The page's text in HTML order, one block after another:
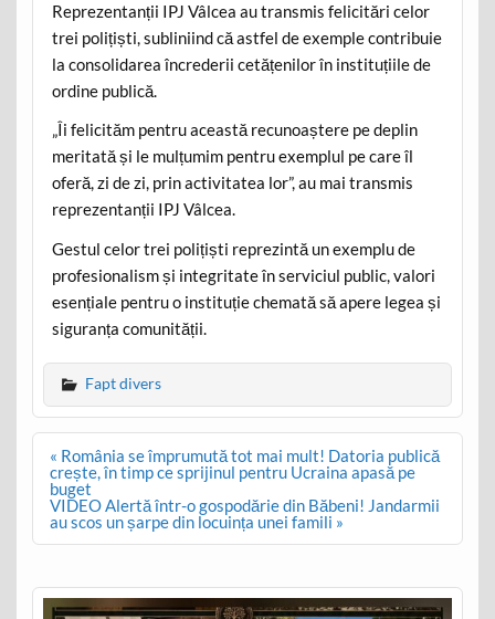
Reprezentanții IPJ Vâlcea au transmis felicitări celor
trei polițiști, subliniind că astfel de exemple contribuie
la consolidarea încrederii cetățenilor în instituțiile de
ordine publică.
„Îi felicităm pentru această recunoaștere pe deplin
meritată și le mulțumim pentru exemplul pe care îl
oferă, zi de zi, prin activitatea lor”, au mai transmis
reprezentanții IPJ Vâlcea.
Gestul celor trei polițiști reprezintă un exemplu de
profesionalism și integritate în serviciul public, valori
esențiale pentru o instituție chemată să apere legea și
siguranța comunității.
Fapt divers
Post
navigation
« România se împrumută tot mai mult! Datoria publică
crește, în timp ce sprijinul pentru Ucraina apasă pe
buget
VIDEO Alertă într-o gospodărie din Băbeni! Jandarmii
au scos un șarpe din locuința unei famili »